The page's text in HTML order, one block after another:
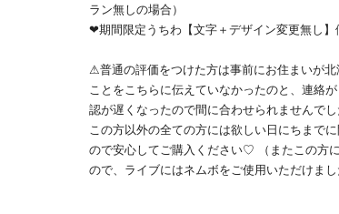
ラン無しの場合）
❤︎期間限定うちわ【文字＋デザイン変更無し】
⚠︎普通の評価をつけた方は事前にお住まいが北
ことをこちらに伝えていなかったのと、連絡
認が遅くなったので間に合わせられませんでし
この方以外の全ての方には欲しい日にちまで
ので安心してご購入ください♡ （またこの方
ので、ライブにはネムボをご使用いただけまし